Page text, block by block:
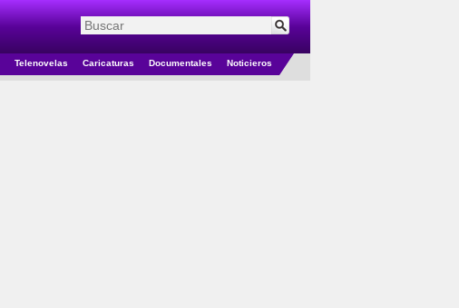
Telenovelas Caricaturas Documentales Noticieros